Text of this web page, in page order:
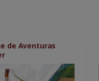
de Aventuras